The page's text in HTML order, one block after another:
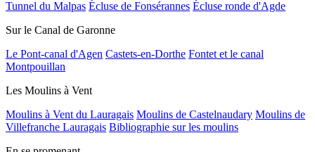
Tunnel du Malpas Écluse de Fonsérannes Écluse ronde d'Agde
Sur le Canal de Garonne
Le Pont-canal d'Agen Castets-en-Dorthe Fontet et le canal
Montpouillan
Les Moulins à Vent
Moulins à Vent du Lauragais Moulins de Castelnaudary Moulins de
Villefranche Lauragais Bibliographie sur les moulins